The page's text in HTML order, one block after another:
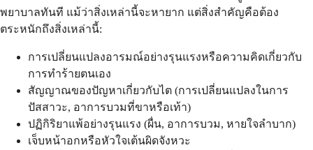
พยาบาลทันที แม้ว่าสิ่งเหล่านี้จะหายาก แต่สิ่งสำคัญคือต้อง
ตระหนักถึงสิ่งเหล่านี้:
การเปลี่ยนแปลงอารมณ์อย่างรุนแรงหรือความคิดเกี่ยวกับ
การทำร้ายตนเอง
สัญญาณของปัญหาเกี่ยวกับไต (การเปลี่ยนแปลงในการ
ปัสสาวะ, อาการบวมที่ขาหรือเท้า)
ปฏิกิริยาแพ้อย่างรุนแรง (ผื่น, อาการบวม, หายใจลำบาก)
เจ็บหน้าอกหรือหัวใจเต้นผิดจังหวะ